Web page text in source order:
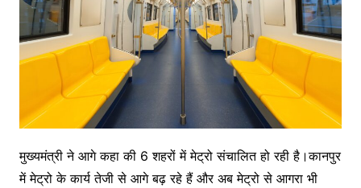
मुख्यमंत्री ने आगे कहा की 6 शहरों में मेट्रो संचालित हो रही है।कानपुर
में मेट्रो के कार्य तेजी से आगे बढ़ रहे हैं और अब मेट्रो से आगरा भी